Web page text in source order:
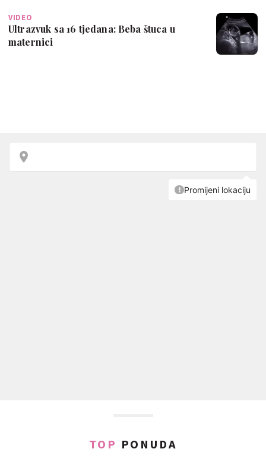
VIDEO
Ultrazvuk sa 16 tjedana: Beba štuca u
maternici
TOP PONUDA